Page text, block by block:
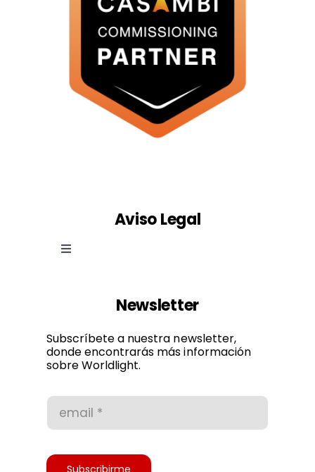
Aviso Legal
Toggle
Política de privacidad
Accesibilidad
Newsletter
Subscríbete a nuestra newsletter,
donde encontrarás más información
sobre Worldlight.